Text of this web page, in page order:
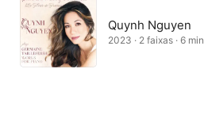
Quynh Nguyen
2023 · 2 faixas · 6 min